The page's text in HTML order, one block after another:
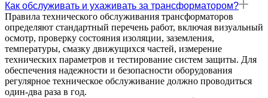
Как обслуживать и ухаживать за трансформатором?
Правила технического обслуживания трансформаторов
определяют стандартный перечень работ, включая визуальный
осмотр, проверку состояния изоляции, заземления,
температуры, смазку движущихся частей, измерение
технических параметров и тестирование систем защиты. Для
обеспечения надежности и безопасности оборудования
регулярное техническое обслуживание должно проводиться
один-два раза в год.